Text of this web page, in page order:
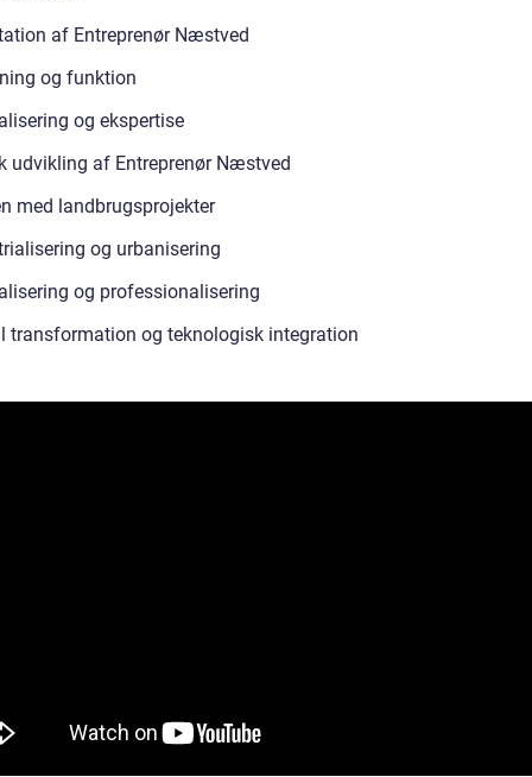
af Entreprenør Næstved
og funktion
og ekspertise
udvikling af Entreprenør Næstved
med landbrugsprojekter
og urbanisering
og professionalisering
transformation og teknologisk integration